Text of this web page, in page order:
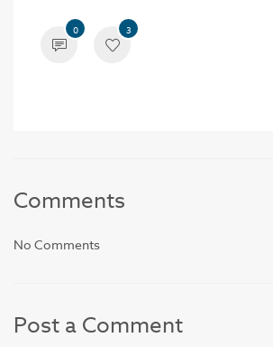
0 3
Comments
No Comments
Post a Comment